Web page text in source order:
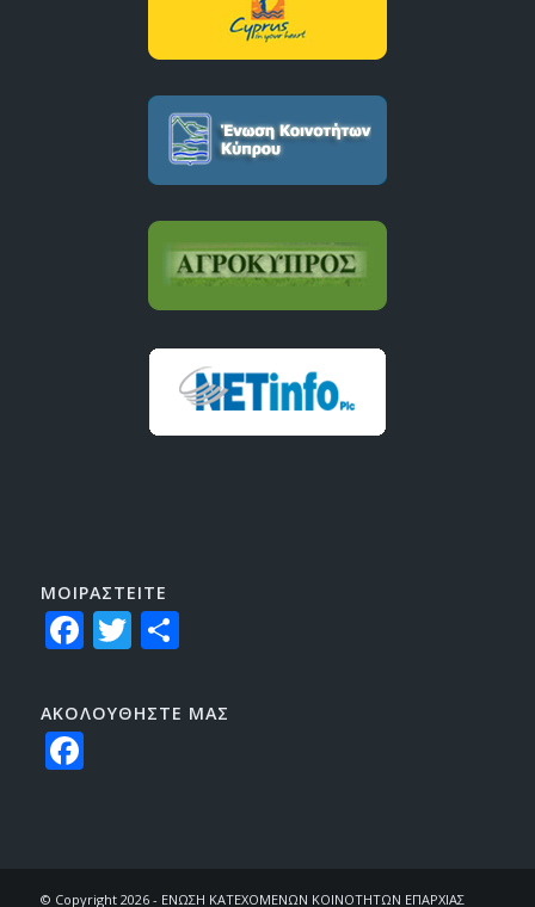
ΜΟΙΡΑΣTEITE
Facebook
Twitter
Share
ΑΚΟΛΟΥΘΗΣΤΕ ΜΑΣ
Facebook
© Copyright 2026 - ΕΝΩΣΗ ΚΑΤΕΧΟΜΕΝΩΝ ΚΟΙΝΟΤΗΤΩΝ ΕΠΑΡΧΙΑΣ